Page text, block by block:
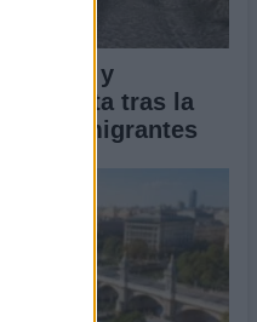
y
en Ceuta tras la
de migrantes